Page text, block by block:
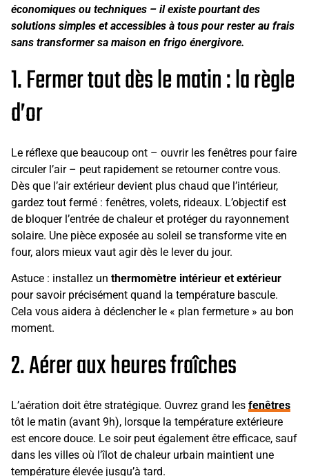
économiques ou techniques – il existe pourtant des
solutions simples et accessibles à tous pour rester au frais
sans transformer sa maison en frigo énergivore.
1. Fermer tout dès le matin : la règle
d’or
Le réflexe que beaucoup ont – ouvrir les fenêtres pour faire
circuler l’air – peut rapidement se retourner contre vous.
Dès que l’air extérieur devient plus chaud que l’intérieur,
gardez tout fermé : fenêtres, volets, rideaux. L’objectif est
de bloquer l’entrée de chaleur et protéger du rayonnement
solaire. Une pièce exposée au soleil se transforme vite en
four, alors mieux vaut agir dès le lever du jour.
Astuce : installez un thermomètre intérieur et extérieur
pour savoir précisément quand la température bascule.
Cela vous aidera à déclencher le « plan fermeture » au bon
moment.
2. Aérer aux heures fraîches
L’aération doit être stratégique. Ouvrez grand les fenêtres
tôt le matin (avant 9h), lorsque la température extérieure
est encore douce. Le soir peut également être efficace, sauf
dans les villes où l’îlot de chaleur urbain maintient une
température élevée jusqu’à tard.